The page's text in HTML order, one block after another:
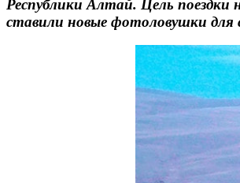
Республики Алтай. Цель поездки
ставили новые фотоловушки для